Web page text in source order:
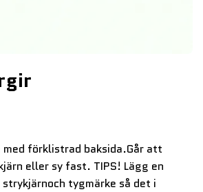
förklistrad baksida.Går att
eller sy fast. TIPS! Lägg en
tygmärke så det i